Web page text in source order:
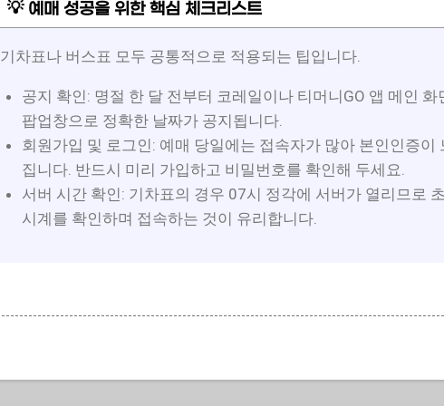
💡 예매 성공을 위한 핵심 체크리스트
기차표나 버스표 모두 공통적으로 적용되는 팁입니다.
공지 확인: 명절 한 달 전부터 코레일이나 티머니GO 앱 메인 화
팝업창으로 정확한 날짜가 공지됩니다.
회원가입 및 로그인: 예매 당일에는 접속자가 많아 본인인증이
집니다. 반드시 미리 가입하고 비밀번호를 확인해 두세요.
서버 시간 확인: 기차표의 경우 07시 정각에 서버가 열리므로
시계를 확인하며 접속하는 것이 유리합니다.